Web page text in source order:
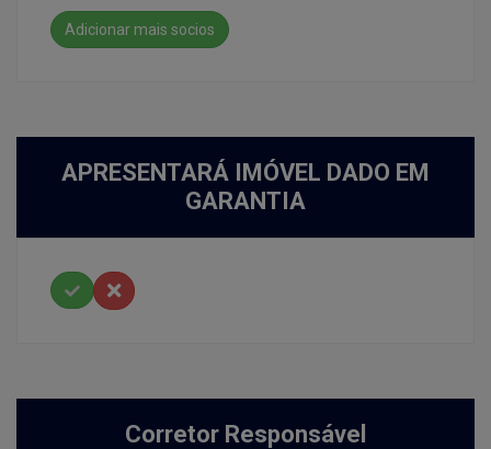
Adicionar mais socios
APRESENTARÁ IMÓVEL DADO EM
GARANTIA
Corretor Responsável